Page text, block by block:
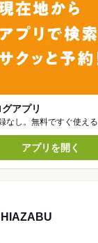
アプリ
なし。無料ですぐ使える
アプリを開く